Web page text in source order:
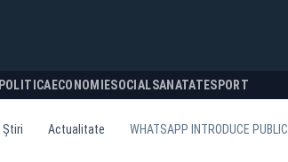
POLITICA ECONOMIESOCIALSANATATESPORT
Știri Actualitate WHATSAPP INTRODUCE